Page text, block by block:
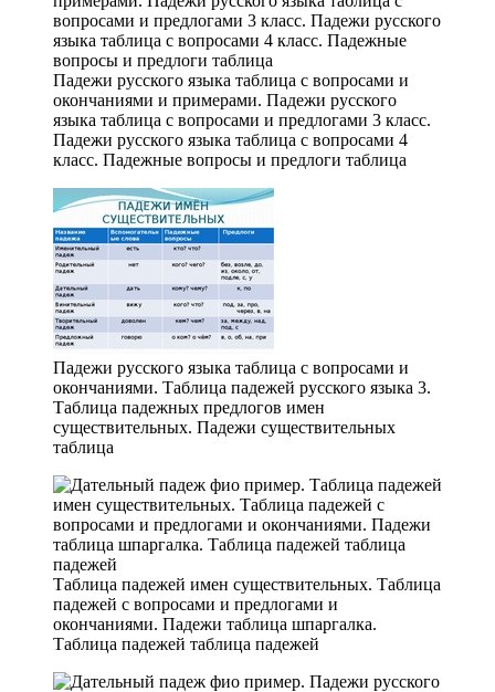
Падежи русского языка таблица с вопросами и
окончаниями и примерами. Падежи русского
языка таблица с вопросами и предлогами 3 класс.
Падежи русского языка таблица с вопросами 4
класс. Падежные вопросы и предлоги таблица
Падежи русского языка таблица с вопросами и
окончаниями. Таблица падежей русского языка 3.
Таблица падежных предлогов имен
существительных. Падежи существительных
таблица
Таблица падежей имен существительных. Таблица
падежей с вопросами и предлогами и
окончаниями. Падежи таблица шпаргалка.
Таблица падежей таблица падежей